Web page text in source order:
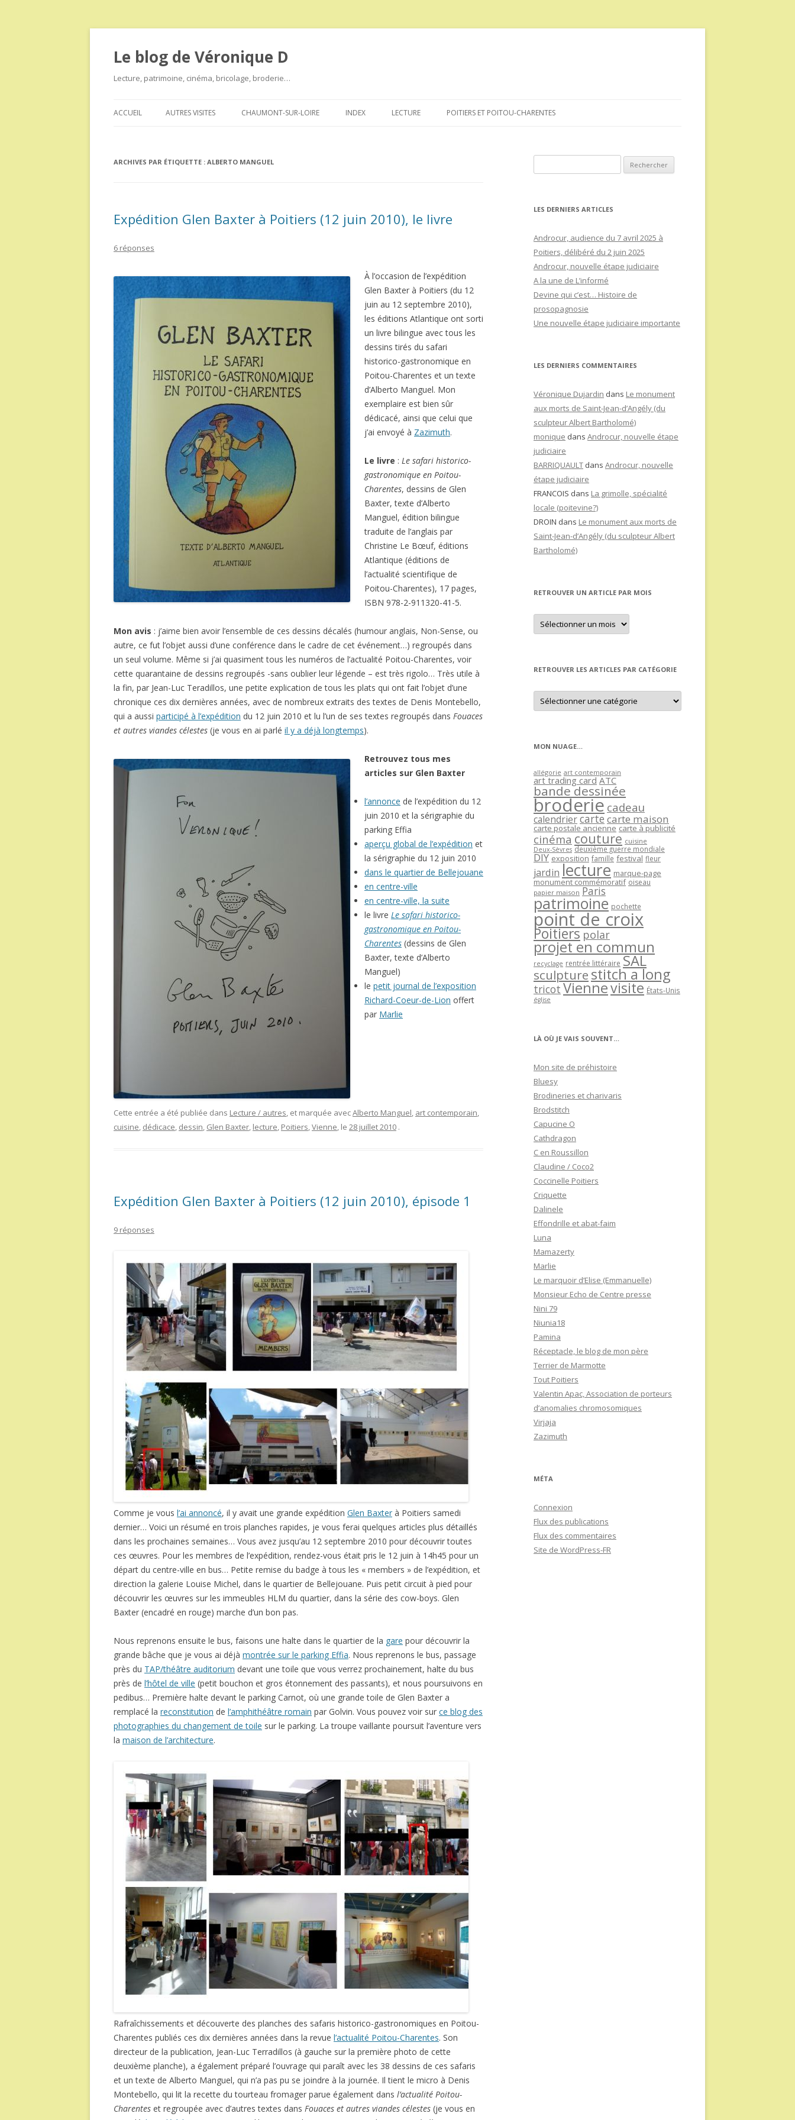
Le blog de Véronique D
Lecture, patrimoine, cinéma, bricolage, broderie…
au
ACCUEIL AUTRES VISITES CHAUMONT-SUR-LOIRE INDEX LECTURE POITIERS ET POITOU-CHARENTES
ARCHIVES PAR ÉTIQUETTE : ALBERTO MANGUEL
Expédition Glen Baxter à Poitiers (12 juin 2010), le livre
6 réponses
À l’occasion de l’expédition
Glen Baxter à Poitiers (du 12
juin au 12 septembre 2010),
les éditions Atlantique ont sorti
un livre bilingue avec tous les
dessins tirés du safari
historico-gastronomique en
Poitou-Charentes et un texte
d’Alberto Manguel. Mon
exemplaire est bien sûr
dédicacé, ainsi que celui que
j’ai envoyé à Zazimuth.
Le livre : Le safari historico-
gastronomique en Poitou-
Charentes, dessins de Glen
Baxter, texte d’Alberto
Manguel, édition bilingue
traduite de l’anglais par
Christine Le Bœuf, éditions
Atlantique (éditions de
l’actualité scientifique de
Poitou-Charentes), 17 pages,
ISBN 978-2-911320-41-5.
Mon avis : j’aime bien avoir l’ensemble de ces dessins décalés (humour anglais, Non-Sense, ou
autre, ce fut l’objet aussi d’une conférence dans le cadre de cet événement…) regroupés dans
un seul volume. Même si j’ai quasiment tous les numéros de l’actualité Poitou-Charentes, voir
cette quarantaine de dessins regroupés -sans oublier leur légende – est très rigolo… Très utile à
la fin, par Jean-Luc Teradillos, une petite explication de tous les plats qui ont fait l’objet d’une
chronique ces dix dernières années, avec de nombreux extraits des textes de Denis Montebello,
qui a aussi participé à l’expédition du 12 juin 2010 et lu l’un de ses textes regroupés dans Fouaces
et autres viandes célestes (je vous en ai parlé il y a déjà longtemps).
Retrouvez tous mes
articles sur Glen Baxter
l’annonce de l’expédition du 12
juin 2010 et la sérigraphie du
parking Effia
aperçu global de l’expédition et
la sérigraphie du 12 juin 2010
dans le quartier de Bellejouane
en centre-ville
en centre-ville, la suite
le livre Le safari historico-
gastronomique en Poitou-
Charentes (dessins de Glen
Baxter, texte d’Alberto
Manguel)
le petit journal de l’exposition
Richard-Coeur-de-Lion offert
par Marlie
Cette entrée a été publiée dans Lecture / autres, et marquée avecAlberto Manguel, art contemporain,
cuisine, dédicace, dessin, Glen Baxter, lecture, Poitiers,Vienne, le 28 juillet 2010 .
Expédition Glen Baxter à Poitiers (12 juin 2010), épisode 1
9 réponses
Comme je vous l’ai annoncé, il y avait une grande expédition Glen Baxter à Poitiers samedi
dernier… Voici un résumé en trois planches rapides, je vous ferai quelques articles plus détaillés
dans les prochaines semaines… Vous avez jusqu’au 12 septembre 2010 pour découvrir toutes
ces œuvres. Pour les membres de l’expédition, rendez-vous était pris le 12 juin à 14h45 pour un
départ du centre-ville en bus… Petite remise du badge à tous les « members » de l’expédition, et
direction la galerie Louise Michel, dans le quartier de Bellejouane. Puis petit circuit à pied pour
découvrir les œuvres sur les immeubles HLM du quartier, dans la série des cow-boys. Glen
Baxter (encadré en rouge) marche d’un bon pas.
Nous reprenons ensuite le bus, faisons une halte dans le quartier de la gare pour découvrir la
grande bâche que je vous ai déjà montrée sur le parking Effia. Nous reprenons le bus, passage
près du TAP/théâtre auditorium devant une toile que vous verrez prochainement, halte du bus
près de l’hôtel de ville (petit bouchon et gros étonnement des passants), et nous poursuivons en
pedibus… Première halte devant le parking Carnot, où une grande toile de Glen Baxter a
remplacé la reconstitution de l’amphithéâtre romain par Golvin. Vous pouvez voir sur ce blog des
photographies du changement de toile sur le parking. La troupe vaillante poursuit l’aventure vers
la maison de l’architecture.
Rafraîchissements et découverte des planches des safaris historico-gastronomiques en Poitou-
Charentes publiés ces dix dernières années dans la revue l’actualité Poitou-Charentes. Son
directeur de la publication, Jean-Luc Terradillos (à gauche sur la première photo de cette
deuxième planche), a également préparé l’ouvrage qui paraît avec les 38 dessins de ces safaris
et un texte de Alberto Manguel, qui n’a pas pu se joindre à la journée. Il tient le micro à Denis
Montebello, qui lit la recette du tourteau fromager parue également dans l’actualité Poitou-
Charentes et regroupée avec d’autres textes dans Fouaces et autres viandes célestes (je vous en
LES DERNIERS ARTICLES
Androcur, audience du 7 avril 2025 à
Poitiers, délibéré du 2 juin 2025
Androcur, nouvelle étape judiciaire
A la une de L’informé
Devine qui c’est… Histoire de
prosopagnosie
Une nouvelle étape judiciaire importante
LES DERNIERS COMMENTAIRES
Véronique Dujardin dans Le monument
aux morts de Saint-Jean-d’Angély (du
sculpteur Albert Bartholomé)
monique dans Androcur, nouvelle étape
judiciaire
BARRIQUAULT dans Androcur, nouvelle
étape judiciaire
FRANCOIS dans La grimolle, spécialité
locale (poitevine?)
DROIN dans Le monument aux morts de
Saint-Jean-d’Angély (du sculpteur Albert
Bartholomé)
RETROUVER UN ARTICLE PAR MOIS
Retrouver
un
article
RETROUVER LES ARTICLES PAR CATÉGORIE
Retrouver
les
articles
MON NUAGE…
allégorie art contemporain
art trading card ATC
bande dessinée
broderie cadeau
calendriercartecarte maison
carte postale ancienne carte à publicité
cinéma couture cuisine
Deux-Sèvres deuxième guerre mondiale
DIY exposition famille festival fleur
jardin lecture marque-page
monument commémoratif oiseau
papier maison Paris
patrimoine pochette
point de croix
Poitiers polar
projet en commun
recyclage rentrée littéraire SAL
sculpture stitch a long
tricot Viennevisite États-Unis
église
LÀ OÙ JE VAIS SOUVENT…
Mon site de préhistoire
Bluesy
Brodineries et charivaris
Brodstitch
Capucine O
Cathdragon
C en Roussillon
Claudine / Coco2
Coccinelle Poitiers
Criquette
Dalinele
Effondrille et abat-faim
Luna
Mamazerty
Marlie
Le marquoir d’Elise (Emmanuelle)
Monsieur Echo de Centre presse
Nini 79
Niunia18
Pamina
Réceptacle, le blog de mon père
Terrier de Marmotte
Tout Poitiers
Valentin Apac, Association de porteurs
d’anomalies chromosomiques
Virjaja
Zazimuth
MÉTA
Connexion
Flux des publications
Flux des commentaires
Site de WordPress-FR